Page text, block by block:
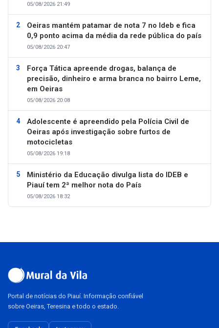
05/08/2026 21:49
Oeiras mantém patamar de nota 7 no Ideb e fica
0,9 ponto acima da média da rede pública do país
05/08/2026 20:47
Força Tática apreende drogas, balança de
precisão, dinheiro e arma branca no bairro Leme,
em Oeiras
05/08/2026 20:08
Adolescente é apreendido pela Polícia Civil de
Oeiras após investigação sobre furtos de
motocicletas
05/08/2026 19:18
Ministério da Educação divulga lista do IDEB e
Piauí tem 2ª melhor nota do País
05/08/2026 18:32
Portal de notícias do Piauí. Informação confiável
sobre Oeiras, Teresina e todo o estado.